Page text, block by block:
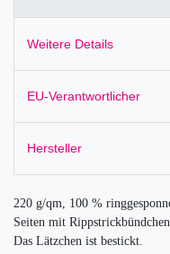
Weitere Details
EU-Verantwortlicher
Hersteller
220 g/qm, 100 %
Seiten mit
Das Lätzchen ist bestickt.